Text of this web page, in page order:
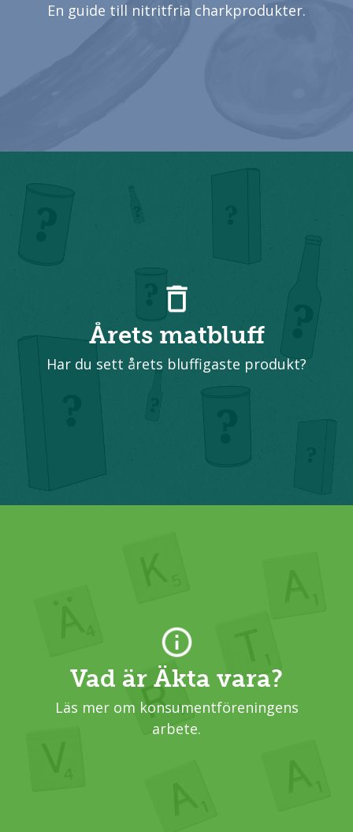
En guide till nitritfria charkprodukter.
Årets matbluff
Har du sett årets bluffigaste produkt?
Vad är Äkta vara?
Läs mer om konsumentföreningens
arbete.